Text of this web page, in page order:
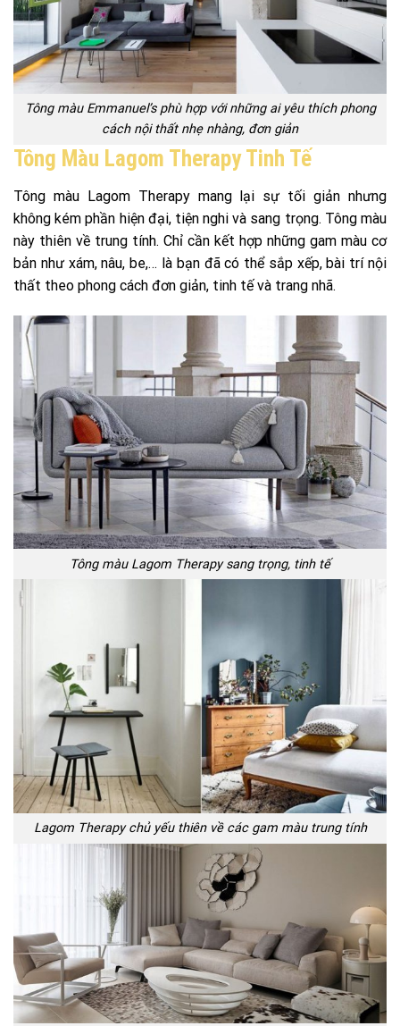
Tông màu Emmanuel’s phù hợp với những ai yêu thích phong
cách nội thất nhẹ nhàng, đơn giản
Tông Màu Lagom Therapy Tinh Tế
Tông màu Lagom Therapy mang lại sự tối giản nhưng
không kém phần hiện đại, tiện nghi và sang trọng. Tông màu
này thiên về trung tính. Chỉ cần kết hợp những gam màu cơ
bản như xám, nâu, be,… là bạn đã có thể sắp xếp, bài trí nội
thất theo phong cách đơn giản, tinh tế và trang nhã.
Tông màu Lagom Therapy sang trọng, tinh tế
Lagom Therapy chủ yếu thiên về các gam màu trung tính